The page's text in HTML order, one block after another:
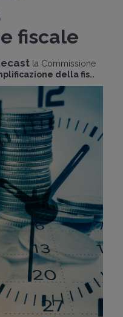
fiscale
la Commissione
della fis..